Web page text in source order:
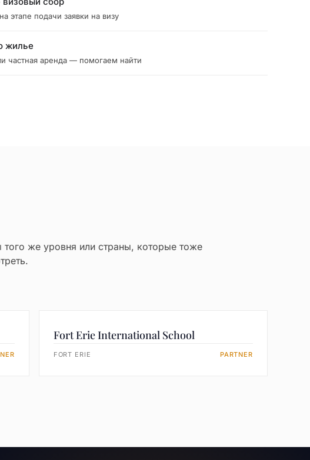
этапе подачи заявки на визу
жилье
частная аренда — помогаем найти
того же уровня или страны, которые тоже
Fort Erie International School
FORT ERIE PARTNER